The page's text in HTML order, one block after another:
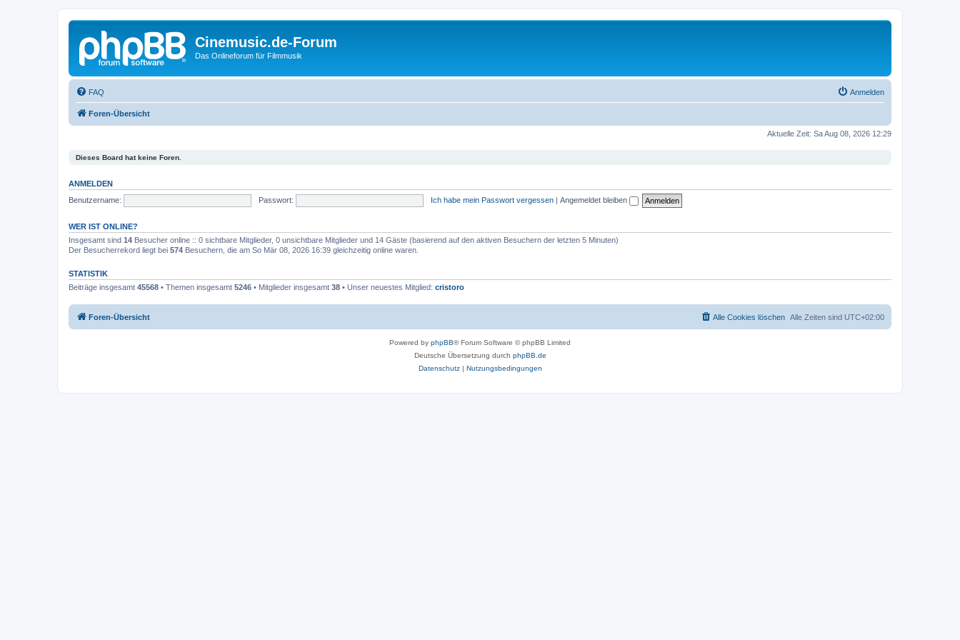
Cinemusic.de-Forum
Das Onlineforum für Filmmusik
FAQ Anmelden
Foren-Übersicht
Aktuelle Zeit: Sa Aug 08, 2026 12:29
Dieses Board hat keine Foren.
ANMELDEN
Benutzername:
Passwort: Ich habe mein Passwort vergessen | Angemeldet bleiben
WER IST ONLINE?
Insgesamt sind 14 Besucher online :: 0 sichtbare Mitglieder, 0 unsichtbare Mitglieder und 14 Gäste (basierend auf den aktiven Besuchern der letzten 5 Minuten)
Der Besucherrekord liegt bei 574 Besuchern, die am So Mär 08, 2026 16:39 gleichzeitig online waren.
STATISTIK
Beiträge insgesamt 45568 • Themen insgesamt 5246 • Mitglieder insgesamt 38 • Unser neuestes Mitglied: cristoro
Foren-Übersicht Alle Zeiten sind UTC+02:00
Alle Cookies löschen
Powered by phpBB® Forum Software © phpBB Limited
Deutsche Übersetzung durch phpBB.de
Datenschutz| Nutzungsbedingungen